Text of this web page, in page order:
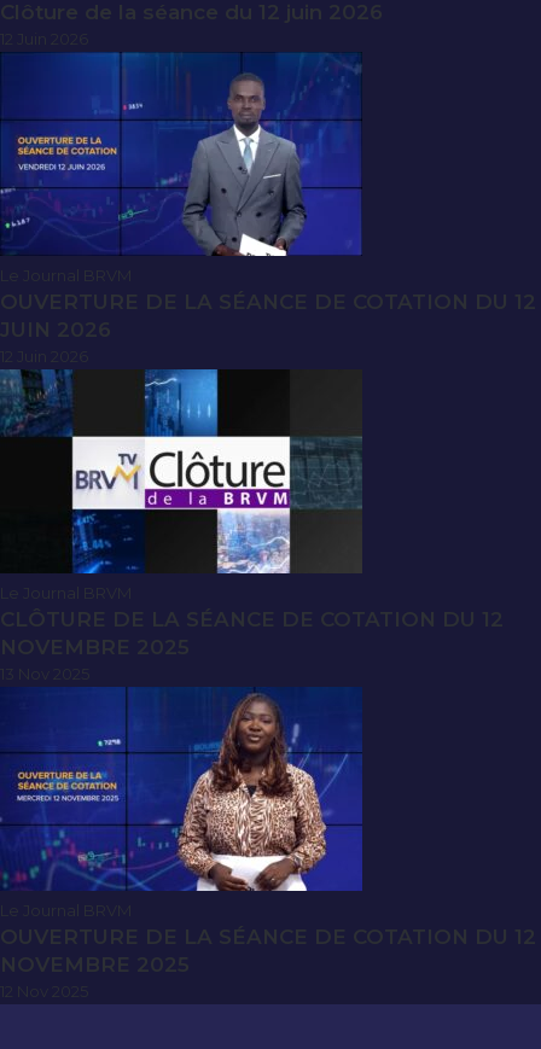
Clôture de la séance du 12 juin 2026
Le Journal BRVM
OUVERTURE DE LA SÉANCE DE COTATION DU 12
JUIN 2026
Le Journal BRVM
CLÔTURE DE LA SÉANCE DE COTATION DU 12
NOVEMBRE 2025
Le Journal BRVM
OUVERTURE DE LA SÉANCE DE COTATION DU 12
NOVEMBRE 2025